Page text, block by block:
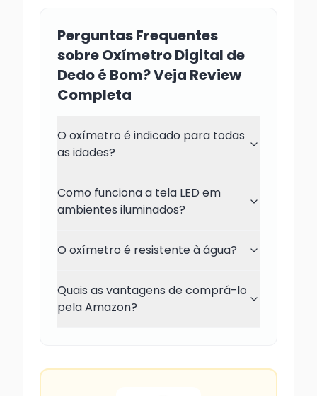
Perguntas Frequentes
sobre Oxímetro Digital de
Dedo é Bom? Veja Review
Completa
O oxímetro é indicado para todas
as idades?
Como funciona a tela LED em
ambientes iluminados?
O oxímetro é resistente à água?
Quais as vantagens de comprá-lo
pela Amazon?